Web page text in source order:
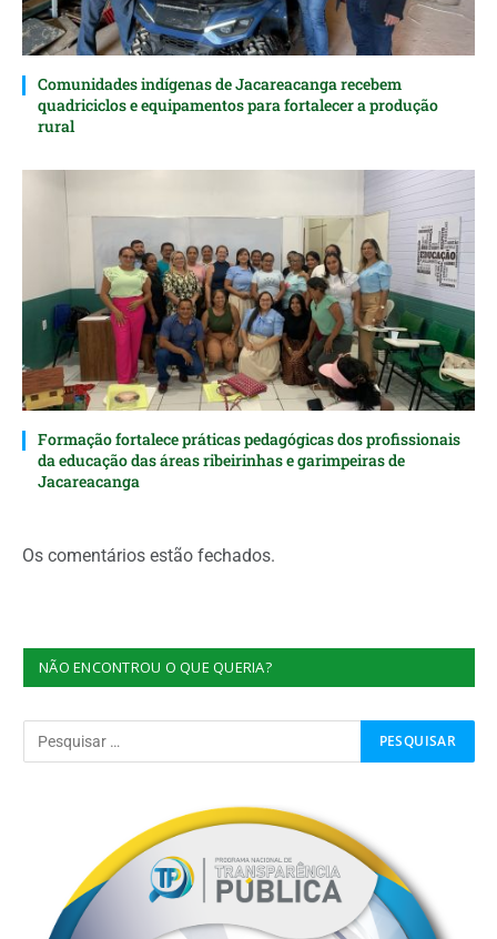
Comunidades indígenas de Jacareacanga recebem
quadriciclos e equipamentos para fortalecer a produção
rural
Formação fortalece práticas pedagógicas dos profissionais
da educação das áreas ribeirinhas e garimpeiras de
Jacareacanga
Os comentários estão fechados.
NÃO ENCONTROU O QUE QUERIA?